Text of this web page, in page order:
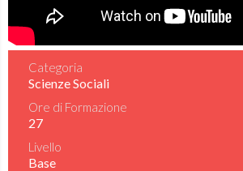
Categoria
Scienze Sociali
Ore di Formazione
27
Livello
Base